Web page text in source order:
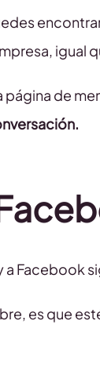
igual
página de
a Facebook
es que